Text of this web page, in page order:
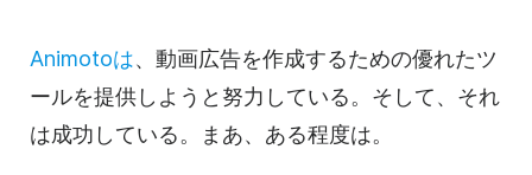
Animotoは、 動画広告を作成するための優れたツ
ールを提供しようと努力している。そして、それ
は成功している。まあ、ある程度は。